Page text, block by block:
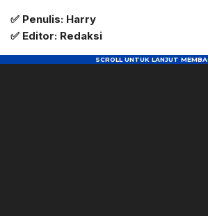
✅ Penulis: Harry
✅ Editor: Redaksi